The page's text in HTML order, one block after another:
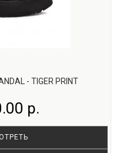
- TIGER PRINT
р.